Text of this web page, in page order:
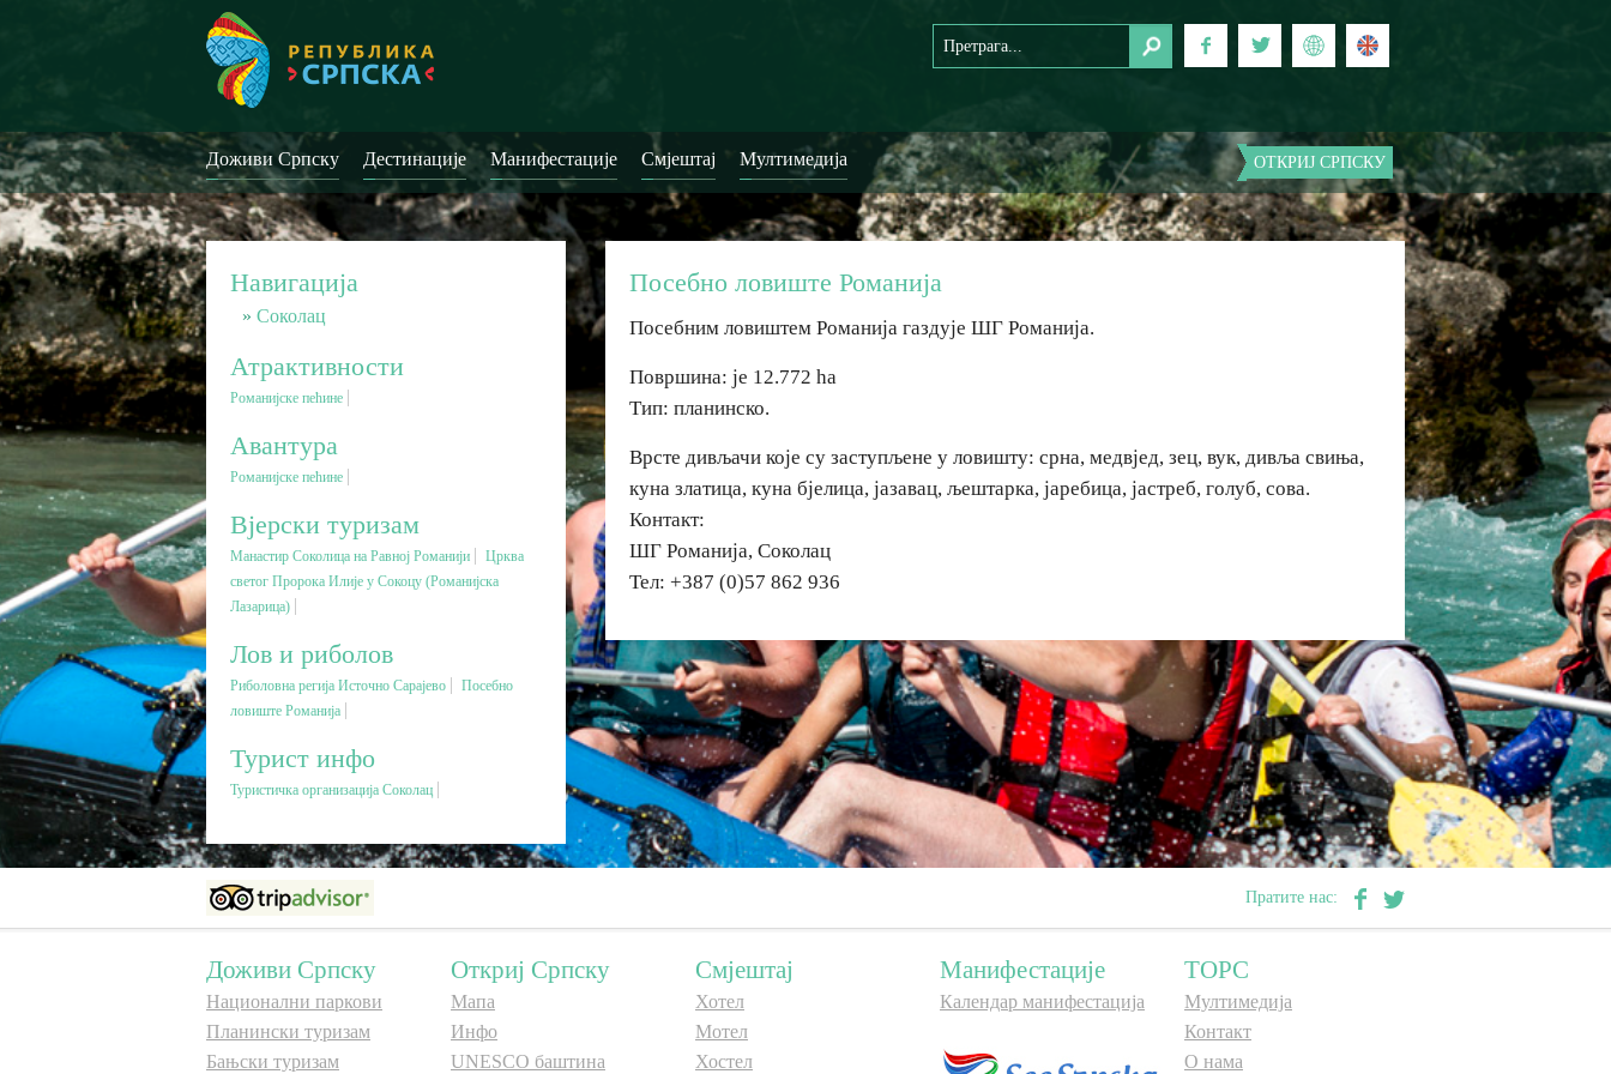
Доживи Српску Дестинације Манифестације Смјештај Мултимедија ОТКРИЈ СРПСКУ
Навигација
Соколац
Атрактивности
Романијске пећине
Авантура
Романијске пећине
Вјерски туризам
Манастир Соколица на Равној Романији
Црква
светог Пророка Илије у Сокоцу (Романијска
Лазарица)
Лов и риболов
Риболовна регија Источно Сарајево
Посебно
ловиште Романија
Турист инфо
Туристичка организација Соколац
Посебно ловиште Романија
Посебним ловиштем Романија газдује ШГ Романија.
Површина: је 12.772 ha
Тип: планинско.
Врсте дивљачи које су заступљене у ловишту: срна, медвјед, зец, вук, дивља свиња,
куна златица, куна бјелица, јазавац, љештарка, јаребица, јастреб, голуб, сова.
Контакт:
ШГ Романија, Соколац
Тел: +387 (0)57 862 936
Пратите нас:
Доживи Српску
Национални паркови
Планински туризам
Бањски туризам
Откриј Српску
Мапа
Инфо
UNESCO баштина
Смјештај
Хотел
Мотел
Хостел
Манифестације
Календар манифестација
ТОРС
Мултимедија
Контакт
О нама